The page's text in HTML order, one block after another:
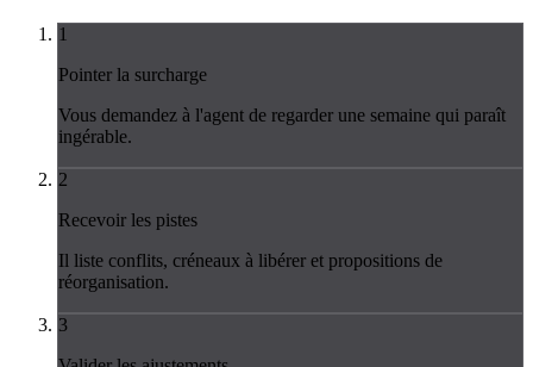
1
Pointer la surcharge
Vous demandez à l'agent de regarder une semaine qui paraît
ingérable.
2
Recevoir les pistes
Il liste conflits, créneaux à libérer et propositions de
réorganisation.
3